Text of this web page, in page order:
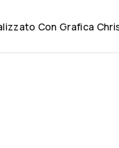
Con Grafica